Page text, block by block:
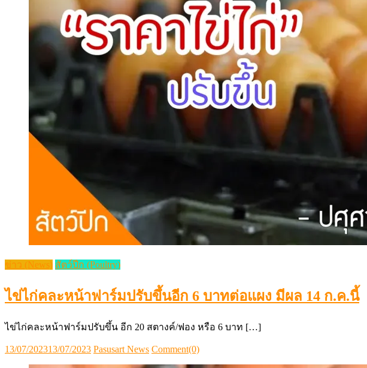
ข่าว (News) สัตว์ปีก (Poultry)
ไข่ไก่คละหน้าฟาร์มปรับขึ้นอีก 6 บาทต่อแผง มีผล 14 ก.ค.นี้
ไข่ไก่คละหน้าฟาร์มปรับขึ้น อีก 20 สตางค์/ฟอง หรือ 6 บาท […]
Posted
13/07/202313/07/2023 Author
Pasusart News Comment(0)